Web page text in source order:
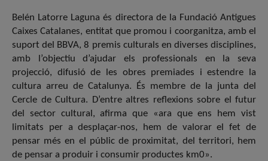
Belén Latorre Laguna és directora de la Fundació Antigues
Caixes Catalanes, entitat que promou i coorganitza, amb el
suport del BBVA, 8 premis culturals en diverses disciplines,
amb l’objectiu d’ajudar els professionals en la seva
projecció, difusió de les obres premiades i estendre la
cultura arreu de Catalunya. És membre de la junta del
Cercle de Cultura. D’entre altres reflexions sobre el futur
del sector cultural, afirma que «ara que ens hem vist
limitats per a desplaçar-nos, hem de valorar el fet de
pensar més en el públic de proximitat, del territori, hem
de pensar a produir i consumir productes km0».